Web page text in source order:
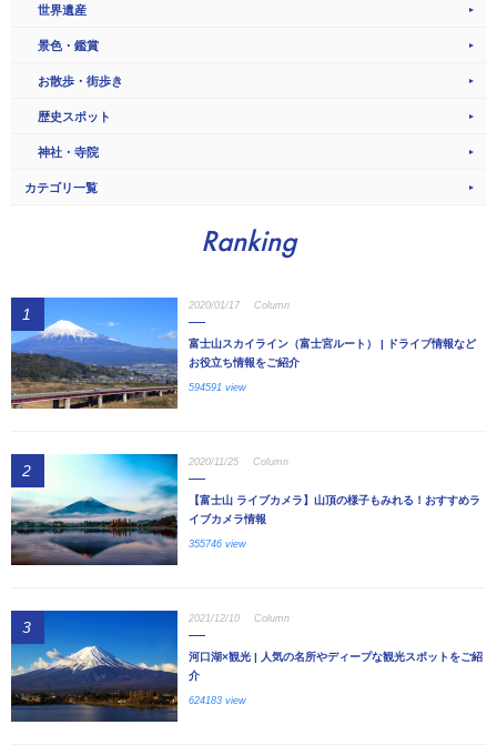
世界遺産
景色・鑑賞
お散歩・街歩き
歴史スポット
神社・寺院
カテゴリ一覧
Ranking
1 2020/01/17 Column
富士山スカイライン（富士宮ルート） | ドライブ情報など
お役立ち情報をご紹介
594591 view
2 2020/11/25 Column
【富士山 ライブカメラ】山頂の様子もみれる！おすすめラ
イブカメラ情報
355746 view
3 2021/12/10 Column
河口湖×観光 | 人気の名所やディープな観光スポットをご紹
介
624183 view